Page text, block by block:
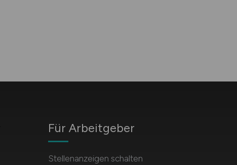
Für Arbeitgeber
Stellenanzeigen schalten